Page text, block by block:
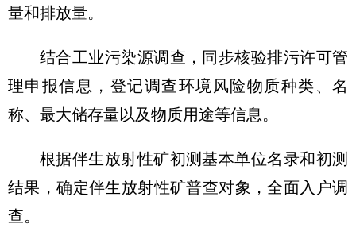
量和排放量。
结合工业污染源调查，同步核验排污许可管
理申报信息，登记调查环境风险物质种类、名
称、最大储存量以及物质用途等信息。
根据伴生放射性矿初测基本单位名录和初测
结果，确定伴生放射性矿普查对象，全面入户调
查。